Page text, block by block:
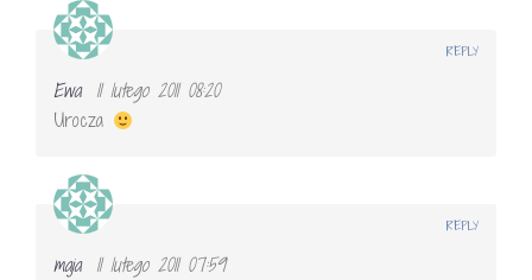
Ewa
11 lutego 2011 08:20
Urocza
REPLY
maja
11 lutego 2011 07:59
REPLY